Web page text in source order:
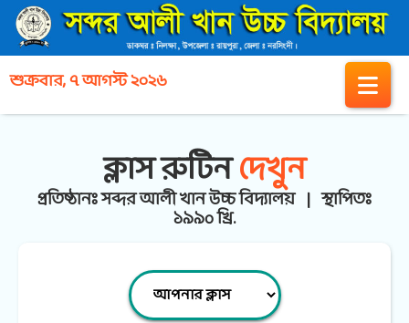
শুক্রবার, ৭ আগস্ট ২০২৬
ক্লাস রুটিনদেখুন
প্রতিষ্ঠানঃ সব্দর আলী খান উচ্চ বিদ্যালয় | স্থাপিতঃ
১৯৯০ খ্রি.